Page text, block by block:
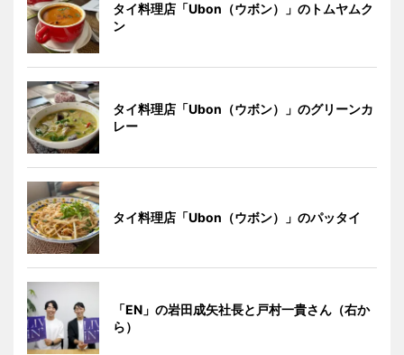
タイ料理店「Ubon（ウボン）」のトムヤムク
ン
タイ料理店「Ubon（ウボン）」のグリーンカ
レー
タイ料理店「Ubon（ウボン）」のパッタイ
「EN」の岩田成矢社長と戸村一貴さん（右か
ら）